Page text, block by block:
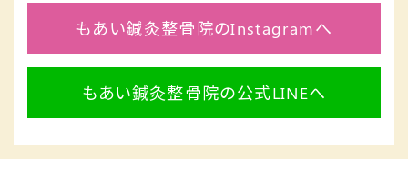
もあい鍼灸整骨院のInstagramへ
もあい鍼灸整骨院の公式LINEへ